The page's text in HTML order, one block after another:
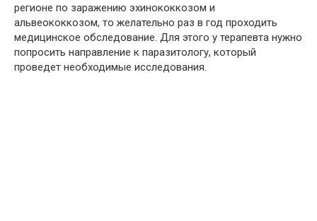
регионе по заражению эхинококкозом и
альвеококкозом, то желательно раз в год проходить
медицинское обследование. Для этого у терапевта нужно
попросить направление к паразитологу, который
проведет необходимые исследования.